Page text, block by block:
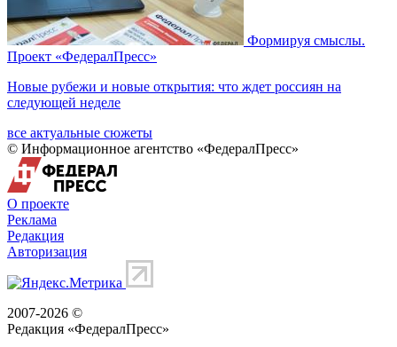
Формируя смыслы.
Проект «ФедералПресс»
Новые рубежи и новые открытия: что ждет россиян на
следующей неделе
все актуальные сюжеты
© Информационное агентство «ФедералПресс»
О проекте
Реклама
Редакция
Авторизация
2007-2026 ©
Редакция «ФедералПресс»